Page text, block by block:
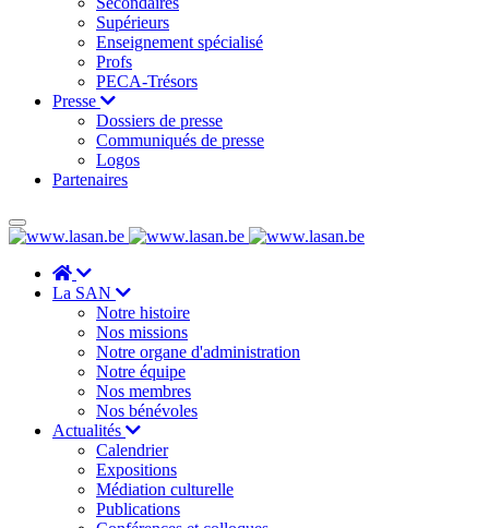
Supérieurs
Enseignement spécialisé
Profs
PECA-Trésors
Presse
Dossiers de presse
Communiqués de presse
Logos
Partenaires
La SAN
Notre histoire
Nos missions
Notre organe d'administration
Notre équipe
Nos membres
Nos bénévoles
Actualités
Calendrier
Expositions
Médiation culturelle
Publications